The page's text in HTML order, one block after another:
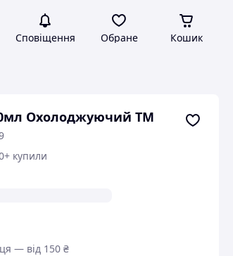
Сповіщення Обране Кошик
Охолоджуючий ТМ
купили
— від 150 ₴